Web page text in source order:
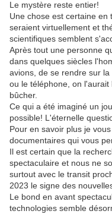
Le mystère reste entier!
Une chose est certaine en
seraient virtuellement et
scientifiques semblent
Après tout une personne
dans quelques siècles
avions, de se rendre sur
ou le téléphone, on
bûcher.
Ce qui a été imaginé un
possible! L'éternelle
Pour en savoir plus je
documentaires qui vous
Il est certain que la
spectaculaire et nous ne
surtout avec le transit
2023 le signe des
Le bond en avant
technologies semble